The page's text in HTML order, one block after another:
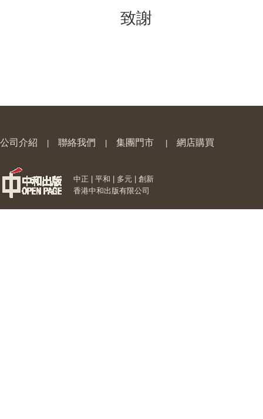
致謝
公司介紹 聯絡我們 集團門市 網店購買
中正 | 平和 | 多元 | 創新
香港中和出版有限公司